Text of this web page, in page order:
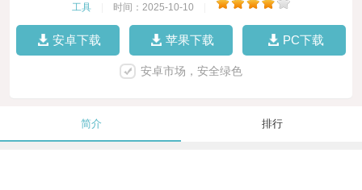
工具 时间：2025-10-10
安卓下载 苹果下载 PC下载
安卓市场，安全绿色
简介 排行